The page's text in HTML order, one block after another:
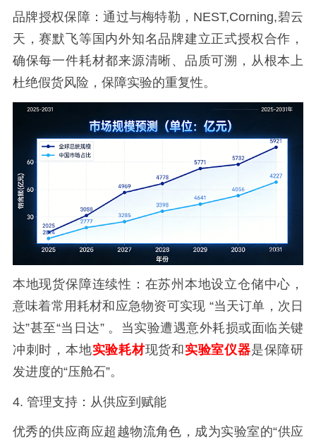
品牌授权保障：通过与梅特勒， NEST,Corning,碧云
天，赛默飞等国内外知名品牌建立正式授权合作，
确保每一件耗材都来源清晰、品质可溯，从根本上
杜绝假货风险，保障实验的重复性。
本地现货保障连续性：在苏州本地设立仓储中心，
意味着常用耗材和应急物资可实现 “当天订单，次日
达”甚至“当日达” 。当实验遭遇意外耗损或面临关键
冲刺时，本地实验耗材现货和实验室仪器是保障研
发进度的“压舱石”。
4. 管理支持：从供应到赋能
优秀的供应商应超越物流角色，成为实验室的“供应